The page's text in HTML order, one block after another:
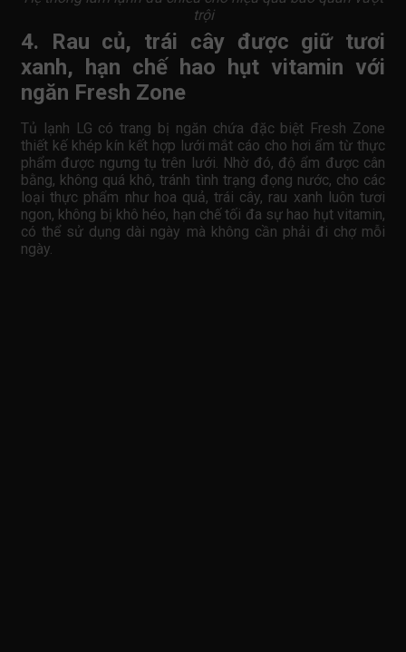
trội
4. Rau củ, trái cây được giữ tươi
xanh, hạn chế hao hụt vitamin với
ngăn Fresh Zone
Tủ lạnh LG có trang bị ngăn chứa đặc biệt Fresh Zone
thiết kế khép kín kết hợp lưới mắt cáo cho hơi ẩm từ thực
phẩm được ngưng tụ trên lưới. Nhờ đó, độ ẩm được cân
bằng, không quá khô, tránh tình trạng đọng nước, cho các
loại thực phẩm như hoa quả, trái cây, rau xanh luôn tươi
ngon, không bị khô héo, hạn chế tối đa sự hao hụt vitamin,
có thể sử dụng dài ngày mà không cần phải đi chợ mỗi
ngày.